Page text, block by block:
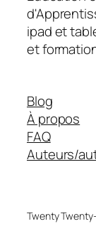
ipad et
et
Blog
À propos
FAQ
Auteurs/
Twenty